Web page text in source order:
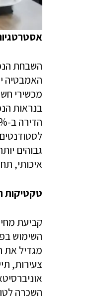
השבחת
האמבטיה
מכשירי
בנראות
גבוהים
איכותי,
טקטיקות
קביעת
השימוש
מגדיל את